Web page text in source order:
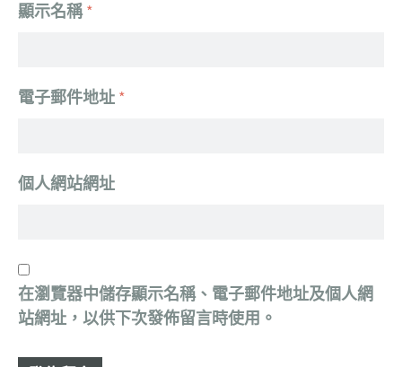
顯示名稱*
電子郵件地址 *
個人網站網址
在瀏覽器中儲存顯示名稱、電子郵件地址及個人網
站網址，以供下次發佈留言時使用。